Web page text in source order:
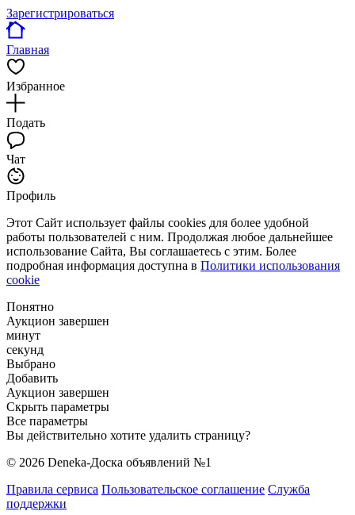
Зарегистрироваться
Главная
Избранное
Подать
Чат
Профиль
Этот Сайт использует файлы cookies для более удобной
работы пользователей с ним. Продолжая любое дальнейшее
использование Сайта, Вы соглашаетесь с этим. Более
подробная информация доступна в Политики использования
cookie
Понятно
Аукцион завершен
минут
секунд
Выбрано
Добавить
Аукцион завершен
Скрыть параметры
Все параметры
Вы действительно хотите удалить страницу?
© 2026 Deneka-Доска объявлений №1
Правила сервиса Пользовательское соглашение Служба
поддержки